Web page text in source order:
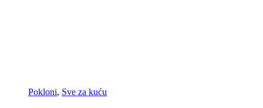
Pokloni, Sve za kuću